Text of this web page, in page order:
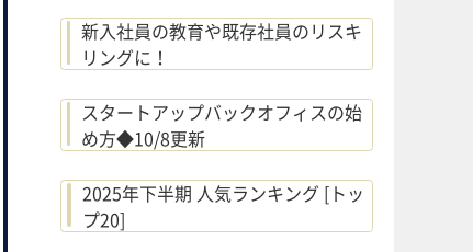
新入社員の教育や既存社員のリスキ
リングに！
スタートアップバックオフィスの始
め方◆10/8更新
2025年下半期 人気ランキング [トッ
プ20]